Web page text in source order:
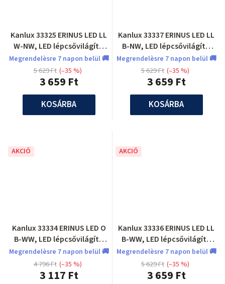
Kanlux 33325 ERINUS LED LL
W-NW, LED lépcsővilágító
lámpatest
Megrendelèsre 7 napon belül 🚚
3 659 Ft
5 629 Ft (–35 %)
KOSÁRBA
Kanlux 33337 ERINUS LED LL
B-NW, LED lépcsővilágító
lámpatest
Megrendelèsre 7 napon belül 🚚
3 659 Ft
5 629 Ft (–35 %)
KOSÁRBA
AKCIÓ
Kanlux 33334 ERINUS LED O
B-WW, LED lépcsővilágító
lámpatest
Megrendelèsre 7 napon belül 🚚
3 117 Ft
4 796 Ft (–35 %)
AKCIÓ
Kanlux 33336 ERINUS LED LL
B-WW, LED lépcsővilágító
lámpatest
Megrendelèsre 7 napon belül 🚚
3 659 Ft
5 629 Ft (–35 %)